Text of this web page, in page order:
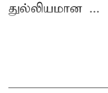
துல்லியமான ...